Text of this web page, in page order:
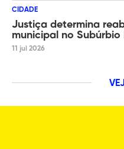
CIDADE
Justiça determina
municipal no
11 jul 2026